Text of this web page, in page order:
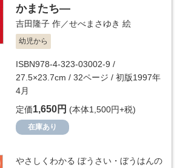
かまたち―
吉田隆子 作／せべまさゆき 絵
幼児から
ISBN978-4-323-03002-9 /
27.5×23.7cm / 32ページ / 初版1997年
4月
定価1,650円 (本体1,500円+税)
在庫あり
やさしくわかる ぼうさい・ぼうはんの